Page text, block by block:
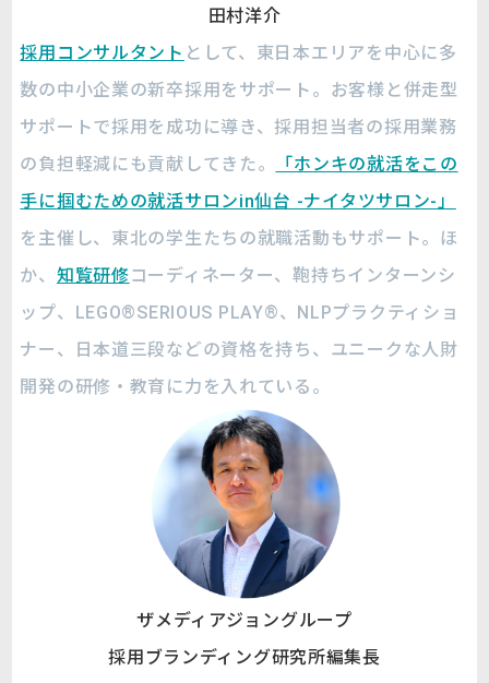
田村洋介
採用コンサルタント として、東日本エリアを中心に多
数の中小企業の新卒採用をサポート。お客様と併走型
サポートで採用を成功に導き、採用担当者の採用業務
の負担軽減にも貢献してきた。
「ホンキの就活をこの
手に掴むための就活サロンin仙台 -ナイタツサロン-」
を主催し、東北の学生たちの就職活動もサポート。ほ
か、 知覧研修コーディネーター、鞄持ちインターンシ
ップ、LEGO®︎SERIOUS PLAY®︎、NLPプラクティショ
ナー、日本道三段などの資格を持ち、ユニークな人財
開発の研修・教育に力を入れている。
ザメディアジョングループ
採用ブランディング研究所編集長